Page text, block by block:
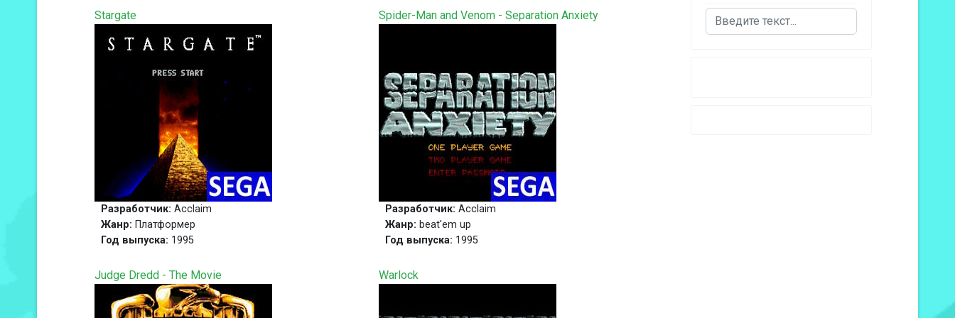
Stargate
Разработчик: Acclaim
Жанр: Платформер
Год выпуска: 1995
Spider-Man and Venom - Separation Anxiety
Разработчик: Acclaim
Жанр: beat'em up
Год выпуска: 1995
Judge Dredd - The Movie Warlock
Поиск